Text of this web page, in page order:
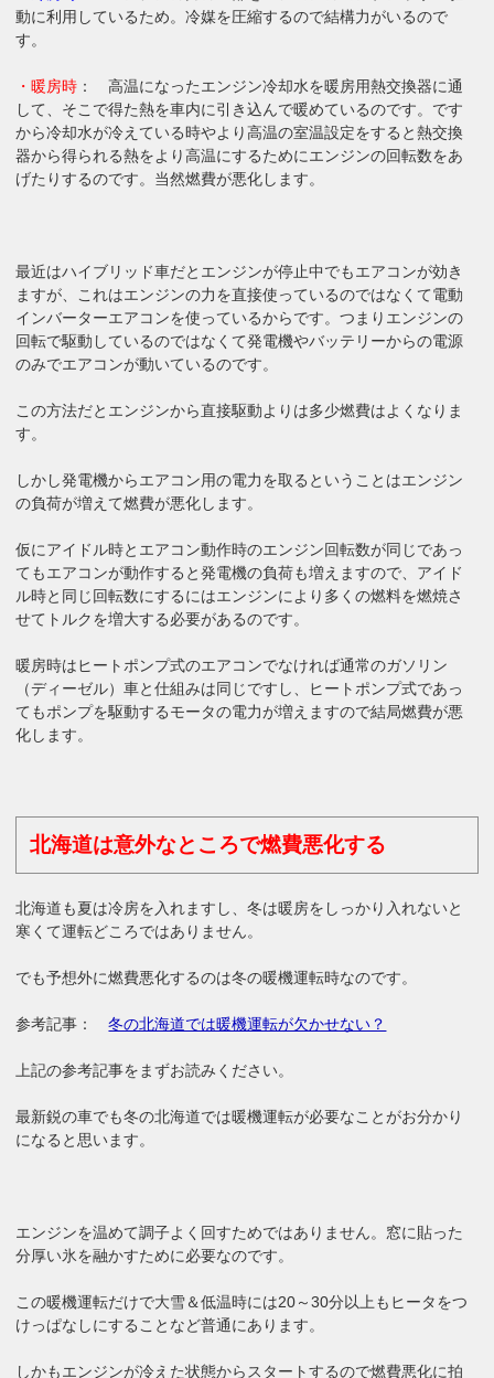
動に利用しているため。冷媒を圧縮するので結構力がいるので
す。
・暖房時 ： 高温になったエンジン冷却水を暖房用熱交換器に通
して、そこで得た熱を車内に引き込んで暖めているのです。です
から冷却水が冷えている時やより高温の室温設定をすると熱交換
器から得られる熱をより高温にするためにエンジンの回転数をあ
げたりするのです。当然燃費が悪化します。
最近はハイブリッド車だとエンジンが停止中でもエアコンが効き
ますが、これはエンジンの力を直接使っているのではなくて電動
インバーターエアコンを使っているからです。つまりエンジンの
回転で駆動しているのではなくて発電機やバッテリーからの電源
のみでエアコンが動いているのです。
この方法だとエンジンから直接駆動よりは多少燃費はよくなりま
す。
しかし発電機からエアコン用の電力を取るということはエンジン
の負荷が増えて燃費が悪化します。
仮にアイドル時とエアコン動作時のエンジン回転数が同じであっ
てもエアコンが動作すると発電機の負荷も増えますので、アイド
ル時と同じ回転数にするにはエンジンにより多くの燃料を燃焼さ
せてトルクを増大する必要があるのです。
暖房時はヒートポンプ式のエアコンでなければ通常のガソリン
（ディーゼル）車と仕組みは同じですし、ヒートポンプ式であっ
てもポンプを駆動するモータの電力が増えますので結局燃費が悪
化します。
北海道は意外なところで燃費悪化する
北海道も夏は冷房を入れますし、冬は暖房をしっかり入れないと
寒くて運転どころではありません。
でも予想外に燃費悪化するのは冬の暖機運転時なのです。
参考記事：冬の北海道では暖機運転が欠かせない？
上記の参考記事をまずお読みください。
最新鋭の車でも冬の北海道では暖機運転が必要なことがお分かり
になると思います。
エンジンを温めて調子よく回すためではありません。窓に貼った
分厚い氷を融かすために必要なのです。
この暖機運転だけで大雪＆低温時には20～30分以上もヒータをつ
けっぱなしにすることなど普通にあります。
しかもエンジンが冷えた状態からスタートするので燃費悪化に拍